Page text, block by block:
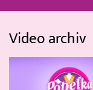
Video archiv